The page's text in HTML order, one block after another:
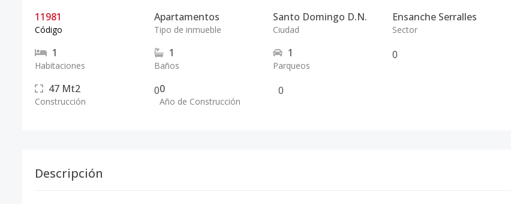
11981
Código
Apartamentos
Tipo de inmueble
Santo Domingo D.N.
Ciudad
Ensanche Serralles
Sector
1
Habitaciones
1
Baños
1
Parqueos
0
47 Mt2
Construcción
00
Año de Construcción
0
Descripción